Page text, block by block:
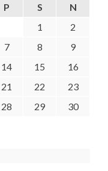
P S
N
1
2
7 8
9
14 15
16
21 22
23
28 29
30